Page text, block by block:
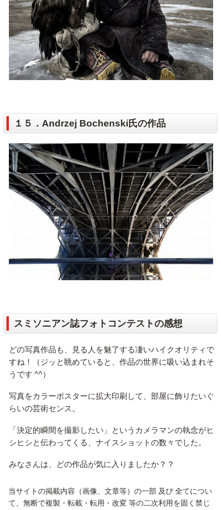
１５．Andrzej Bochenski氏の作品
スミソニアン誌フォトコンテストの感想
どの写真作品も、見る人を魅了する凄いハイクオリティで
すね！（ジッと眺めていると、作品の世界に吸い込まれそ
うです ^^）
写真をカラーポスターに拡大印刷して、部屋に飾りたいぐ
らいの芸術センス。
「決定的瞬間を撮影したい」というカメラマンの執念がヒ
シヒシと伝わってくる、ナイスショットの数々でした。
みなさんは、どの作品が気に入りましたか？？
当サイトの掲載内容（画像、文章等）の一部 及び 全てについ
て、無断で複製・転載・転用・改変 等の二次利用を固く禁じ